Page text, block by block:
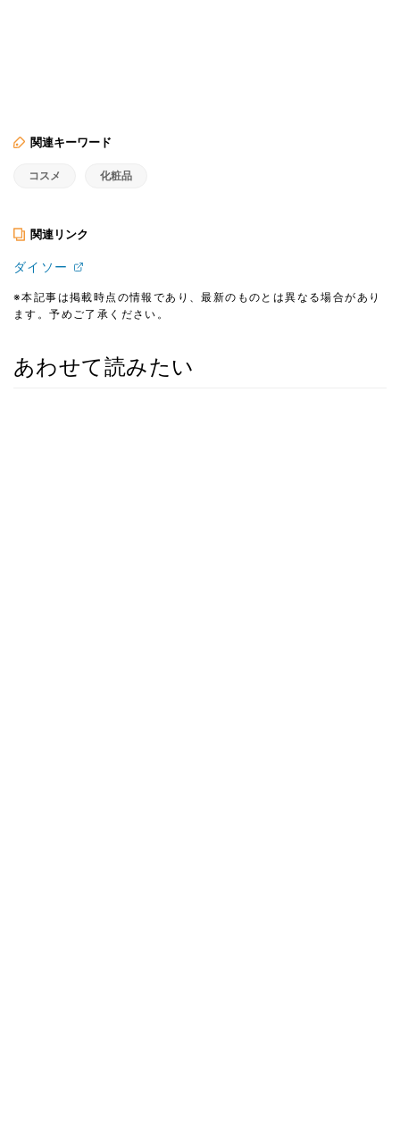
関連キーワード
コスメ 化粧品
関連リンク
ダイソー
※本記事は掲載時点の情報であり、最新のものとは異なる場合があり
ます。予めご了承ください。
あわせて読みたい